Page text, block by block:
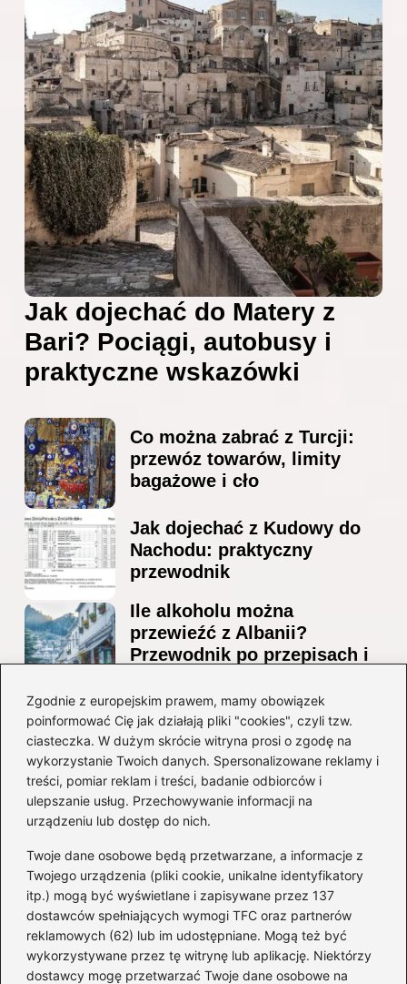
Zgodnie z europejskim prawem, mamy obowiązek
poinformować Cię jak działają pliki "cookies", czyli tzw.
ciasteczka. W dużym skrócie witryna prosi o zgodę na
wykorzystanie Twoich danych. Spersonalizowane reklamy i
treści, pomiar reklam i treści, badanie odbiorców i
ulepszanie usług. Przechowywanie informacji na
urządzeniu lub dostęp do nich.
Twoje dane osobowe będą przetwarzane, a informacje z
Twojego urządzenia (pliki cookie, unikalne identyfikatory
itp.) mogą być wyświetlane i zapisywane przez 137
dostawców spełniających wymogi TFC oraz partnerów
reklamowych (62) lub im udostępniane. Mogą też być
wykorzystywane przez tę witrynę lub aplikację. Niektórzy
dostawcy mogę przetwarzać Twoje dane osobowe na
Jak dojechać do Matery z
Bari? Pociągi, autobusy i
praktyczne wskazówki
Co można zabrać z Turcji:
przewóz towarów, limity
bagażowe i cło
Jak dojechać z Kudowy do
Nachodu: praktyczny
przewodnik
Ile alkoholu można
przewieźć z Albanii?
Przewodnik po przepisach i
Ile alkoholu można legalnie
przesłać przez granicę do
Czech?
Kategorie
Ciekawostki(8)
Kultura i tradycje(10)
Loty(234)
Polska(66)
Wakacje (295)